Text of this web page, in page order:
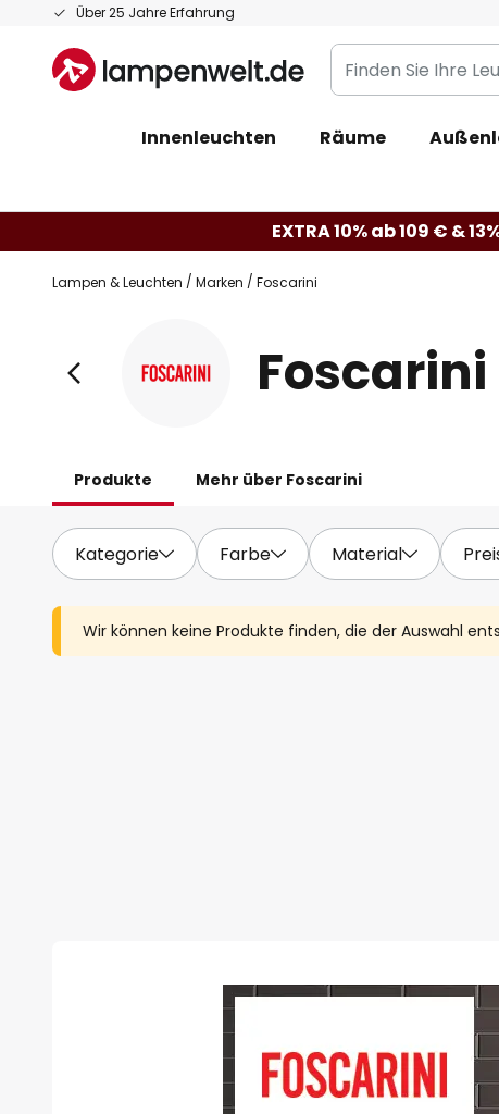
Über 25 Jahre Erfahrung
Zum
springen
Finden
Sie
Leuchte...
Innenleuchten Räume
EXTRA 10% ab 109 € &
Lampen & Leuchten Marken Foscarini
Foscarini
Produkte Mehr über Foscarini
Kategorie Farbe Material
Wir können keine Produkte finden, die der Auswahl